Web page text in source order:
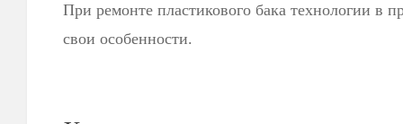
При ремонте пластикового бака технологии в
свои особенности.